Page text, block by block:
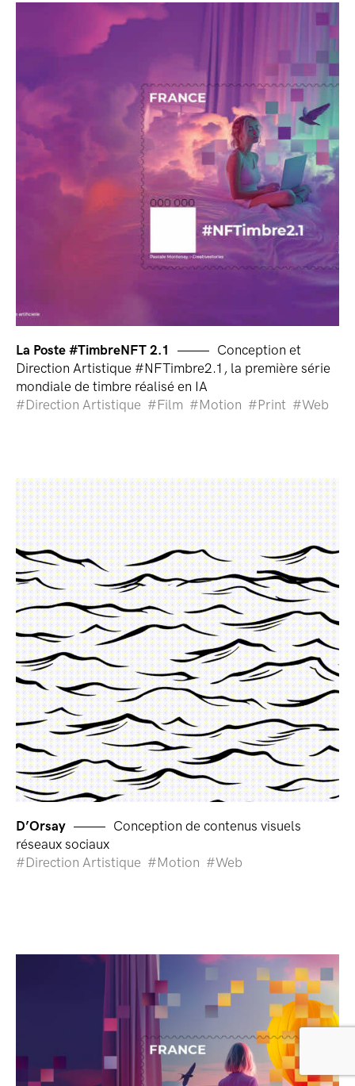
La Poste #TimbreNFT 2.1
Conception et
Direction Artistique #NFTimbre2.1, la première série
mondiale de timbre réalisé en IA
Direction Artistique
Film Motion Print Web
D’Orsay
Conception de contenus visuels
réseaux sociaux
Direction Artistique
Motion Web